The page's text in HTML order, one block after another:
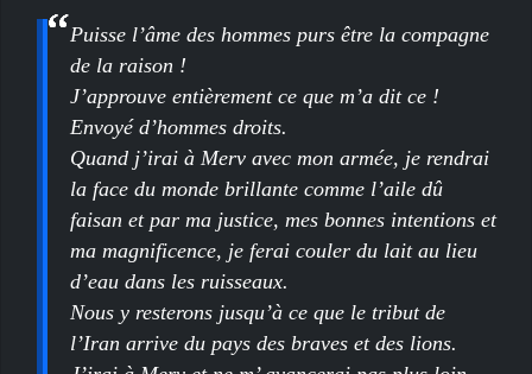
Puisse l’âme des hommes purs être la compagne
de la raison !
J’approuve entièrement ce que m’a dit ce !
Envoyé d’hommes droits.
Quand j’irai à Merv avec mon armée, je rendrai
la face du monde brillante comme l’aile dû
faisan et par ma justice, mes bonnes intentions et
ma magnificence, je ferai couler du lait au lieu
d’eau dans les ruisseaux.
Nous y resterons jusqu’à ce que le tribut de
l’Iran arrive du pays des braves et des lions.